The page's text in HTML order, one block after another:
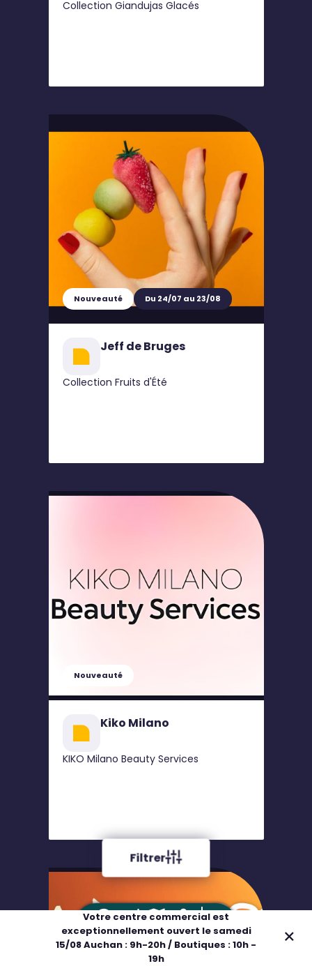
AdresseHorairesPlan Boutiques
Votre centre commercial est
exceptionnellement ouvert le samedi
15/08 Auchan : 9h-20h / Boutiques : 10h -
19h
Filtrer
Collection Giandujas Glacés
Nouveauté Du 24/07 au 23/08
Jeff de Bruges
Collection Fruits d'Été
Nouveauté
Kiko Milano
KIKO Milano Beauty Services